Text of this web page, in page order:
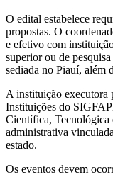
O edital estabelece
propostas. O
e efetivo com
superior ou de
sediada no Piauí, além
A instituição executora
Instituições do
Científica, Tecnológica
administrativa
estado.
Os eventos devem